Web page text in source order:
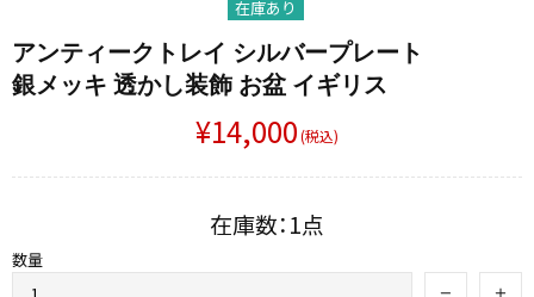
在庫あり
アンティークトレイ シルバープレート
銀メッキ 透かし​装飾 お盆 イギリス
¥14,000(税込)
在庫数：1点
数量